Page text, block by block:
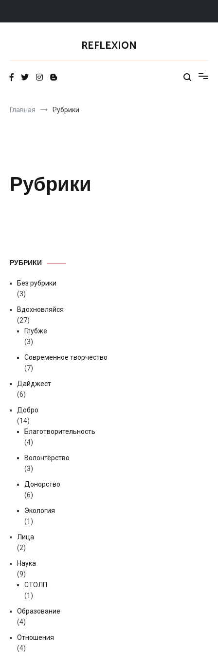
REFLEXION
Главная Рубрики
Рубрики
РУБРИКИ
Без рубрики
(3)
Вдохновляйся
(27)
Глубже
(3)
Современное творчество
(7)
Дайджест
(6)
Добро
(14)
Благотворительность
(4)
Волонтёрство
(3)
Донорство
(6)
Экология
(1)
Лица
(2)
Наука
(9)
СТОЛП
(1)
Образование
(4)
Отношения
(4)